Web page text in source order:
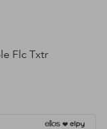
Flc Txtr